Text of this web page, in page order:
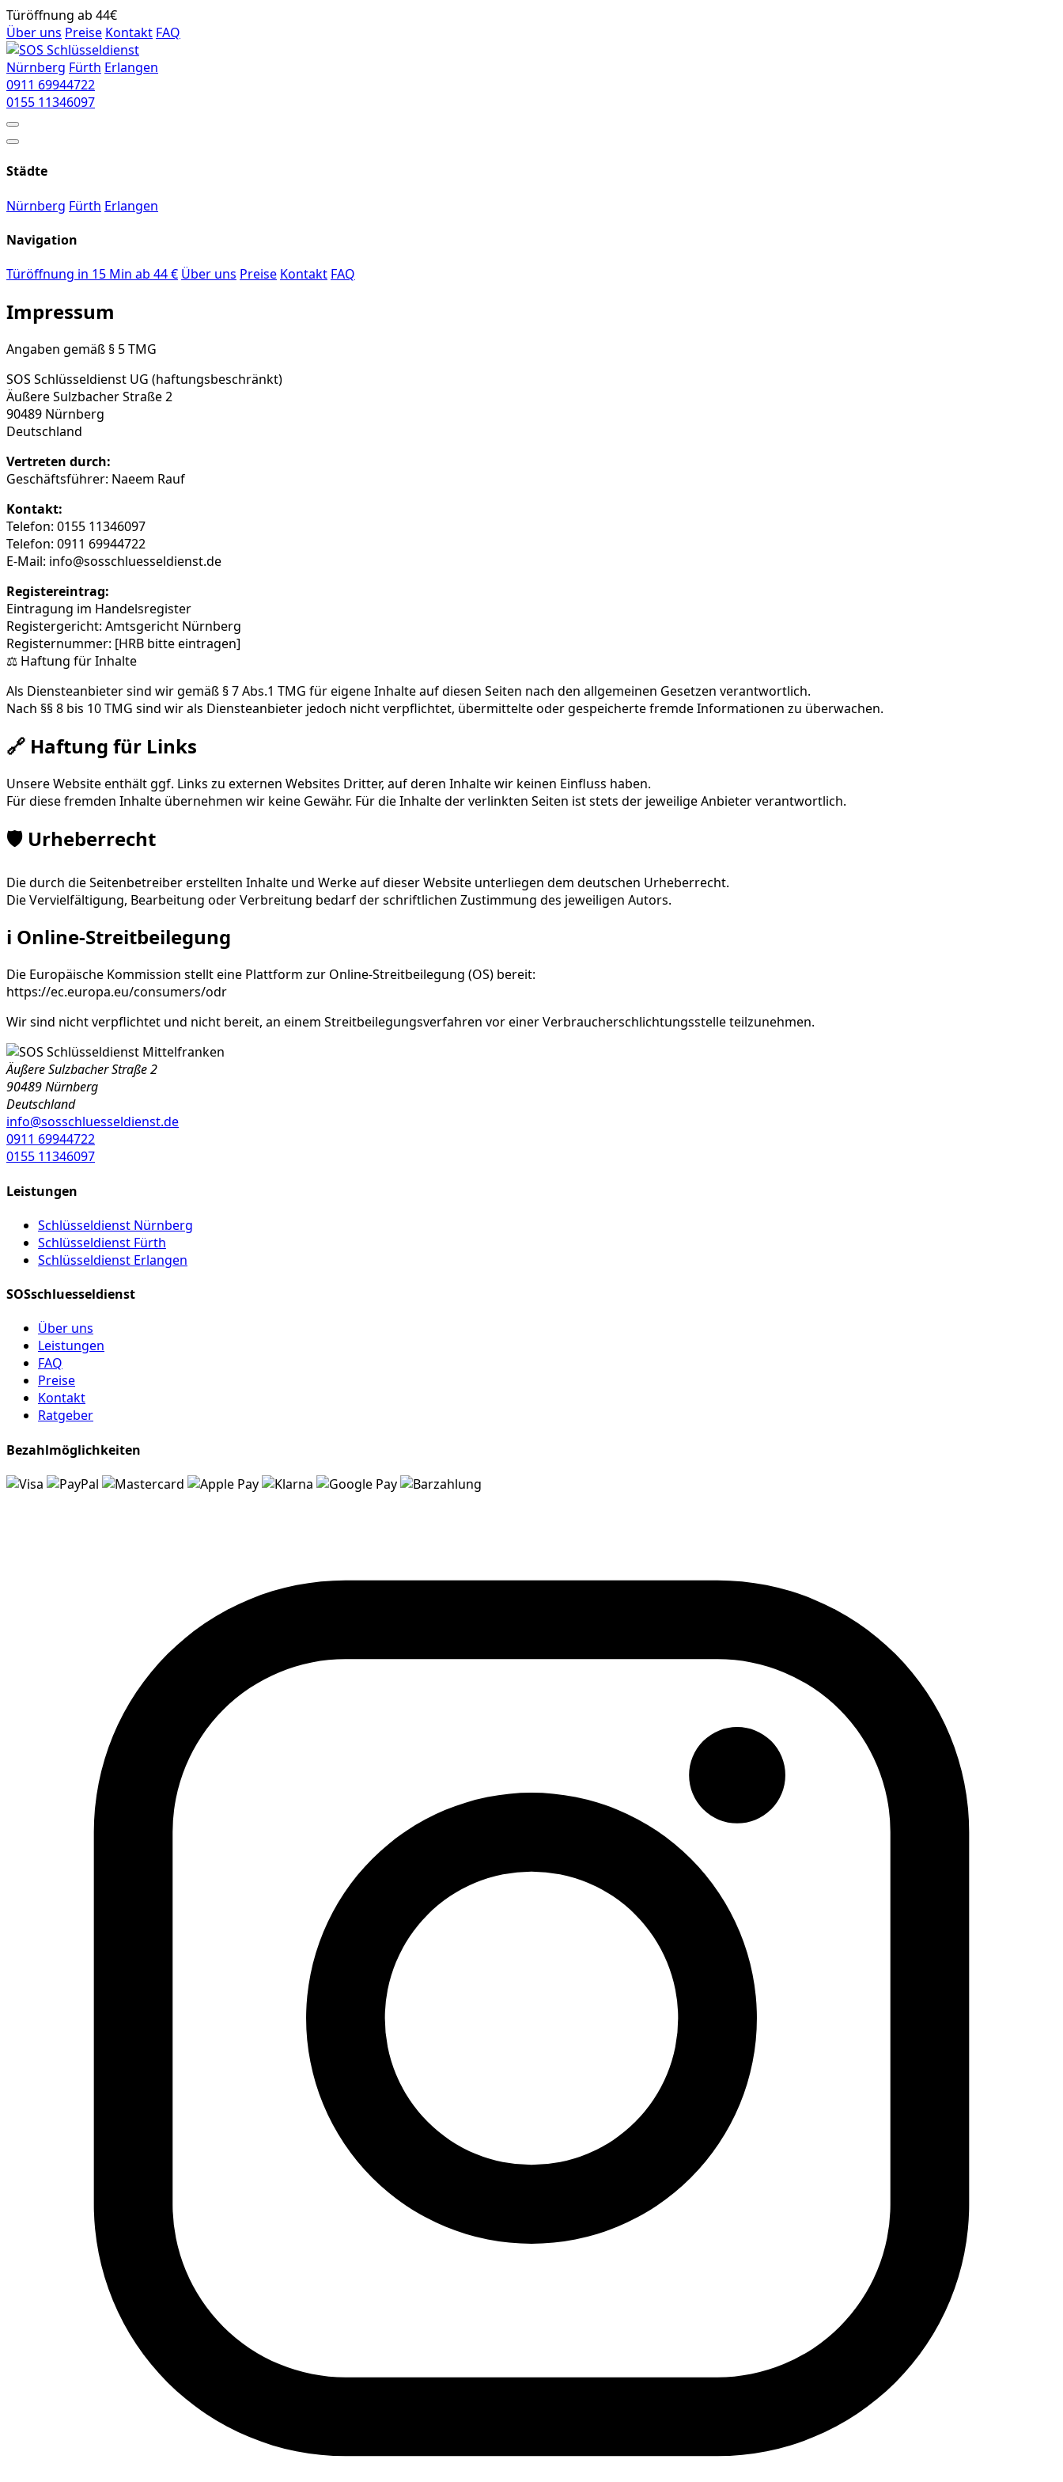
Türöffnung ab 44€
Über uns Preise Kontakt FAQ
Nürnberg Fürth Erlangen
0911 69944722
0155 11346097
Städte
Nürnberg Fürth Erlangen
Navigation
Türöffnung in 15 Min ab 44 € Über uns Preise Kontakt FAQ
Impressum
Angaben gemäß § 5 TMG
SOS Schlüsseldienst UG (haftungsbeschränkt)
Äußere Sulzbacher Straße 2
90489 Nürnberg
Deutschland
Vertreten durch:
Geschäftsführer: Naeem Rauf
Kontakt:
Telefon: 0155 11346097
Telefon: 0911 69944722
E-Mail: info@sosschluesseldienst.de
Registereintrag:
Eintragung im Handelsregister
Registergericht: Amtsgericht Nürnberg
Registernummer: [HRB bitte eintragen]
⚖️ Haftung für Inhalte
Als Diensteanbieter sind wir gemäß § 7 Abs.1 TMG für eigene Inhalte auf diesen Seiten nach den allgemeinen Gesetzen verantwortlich.
Nach §§ 8 bis 10 TMG sind wir als Diensteanbieter jedoch nicht verpflichtet, übermittelte oder gespeicherte fremde Informationen zu überwachen.
🔗 Haftung für Links
Unsere Website enthält ggf. Links zu externen Websites Dritter, auf deren Inhalte wir keinen Einfluss haben.
Für diese fremden Inhalte übernehmen wir keine Gewähr. Für die Inhalte der verlinkten Seiten ist stets der jeweilige Anbieter verantwortlich.
🛡️ Urheberrecht
Die durch die Seitenbetreiber erstellten Inhalte und Werke auf dieser Website unterliegen dem deutschen Urheberrecht.
Die Vervielfältigung, Bearbeitung oder Verbreitung bedarf der schriftlichen Zustimmung des jeweiligen Autors.
ℹ️ Online-Streitbeilegung
Die Europäische Kommission stellt eine Plattform zur Online-Streitbeilegung (OS) bereit:
https://ec.europa.eu/consumers/odr
Wir sind nicht verpflichtet und nicht bereit, an einem Streitbeilegungsverfahren vor einer Verbraucherschlichtungsstelle teilzunehmen.
Äußere Sulzbacher Straße 2
90489 Nürnberg
Deutschland
info@sosschluesseldienst.de
0911 69944722
0155 11346097
Leistungen
Schlüsseldienst Nürnberg
Schlüsseldienst Fürth
Schlüsseldienst Erlangen
SOSschluesseldienst
Über uns
Leistungen
FAQ
Preise
Kontakt
Ratgeber
Bezahlmöglichkeiten